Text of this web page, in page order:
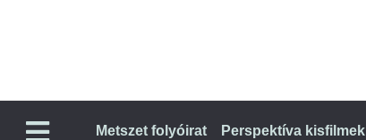
Metszet folyóirat Perspektíva kisfilmek